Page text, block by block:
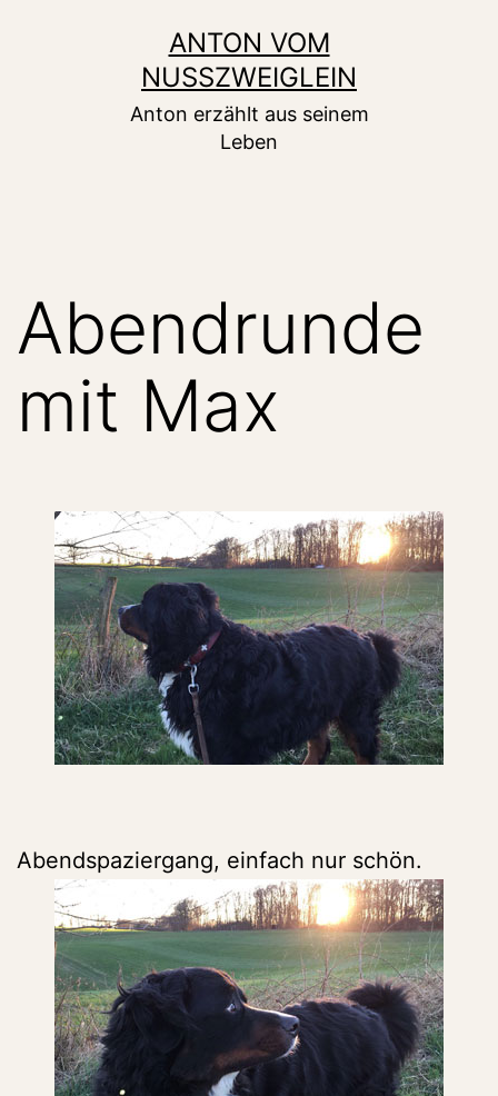
ANTON VOM
NUSSZWEIGLEIN
Anton erzählt aus seinem
Leben
Abendrunde
mit Max
Abendspaziergang, einfach nur schön.